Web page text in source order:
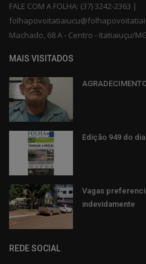
FALE COM A FOLHA: (37) 3242-2363 |
Machado, 68 A - Centro - Itatiaiuçu/
MAIS VISITADOS
Edição 949 do
Vagas
indevidamente
REDE SOCIAL